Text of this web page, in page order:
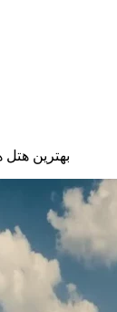
بهترین هتل های دبی؛ از